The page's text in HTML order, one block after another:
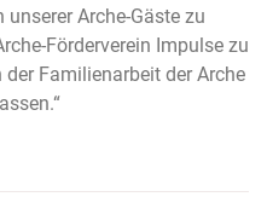
Arche-Gäste zu
Förderverein Impulse zu
Familienarbeit der Arche